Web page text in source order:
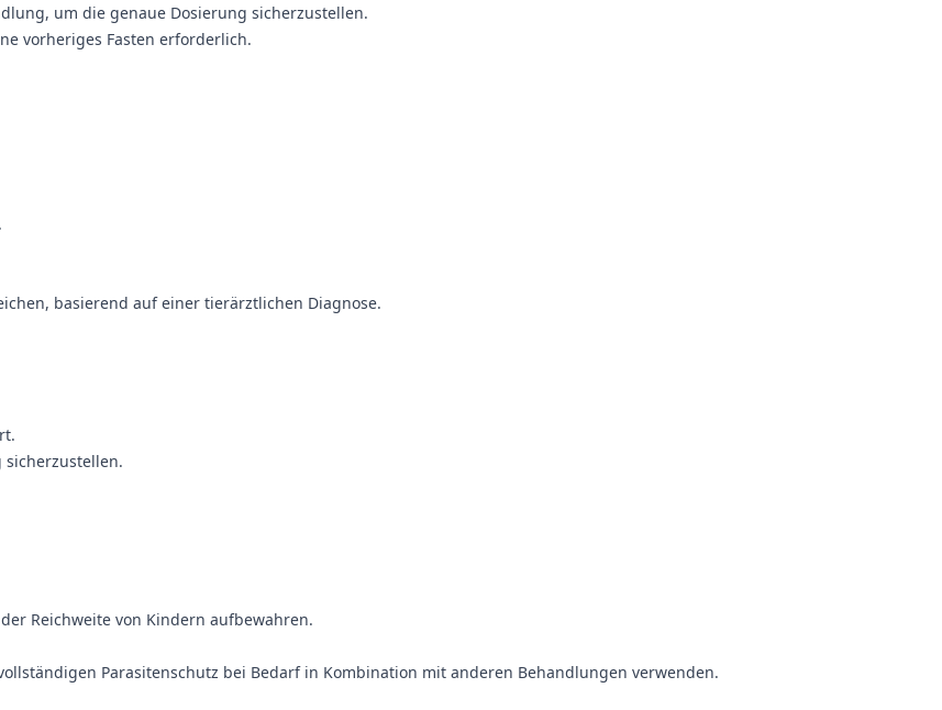
um die genaue Dosierung sicherzustellen.
vorheriges Fasten erforderlich.
basierend auf einer tierärztlichen Diagnose.
sicherzustellen.
Reichweite von Kindern aufbewahren.
Parasitenschutz bei Bedarf in Kombination mit anderen Behandlungen verwenden.